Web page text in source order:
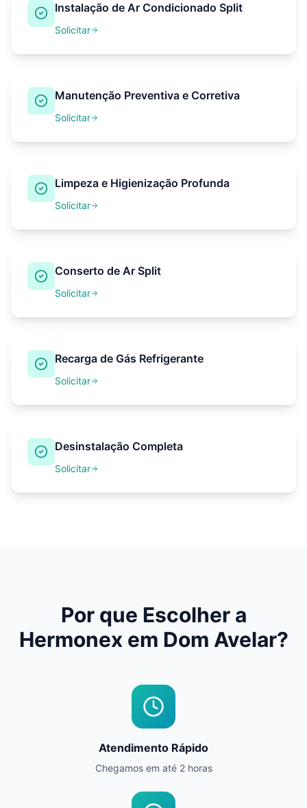
Instalação de Ar Condicionado Split
Solicitar
Manutenção Preventiva e Corretiva
Solicitar
Limpeza e Higienização Profunda
Solicitar
Conserto de Ar Split
Solicitar
Recarga de Gás Refrigerante
Solicitar
Desinstalação Completa
Solicitar
Por que Escolher a
Hermonex em Dom Avelar?
Atendimento Rápido
Chegamos em até 2 horas